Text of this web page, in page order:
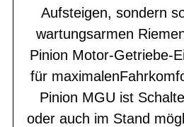
Aufsteigen, sondern
wartungsarmen
Pinion Motor-Getriebe-
für
Pinion MGU ist
oder auch im Stand